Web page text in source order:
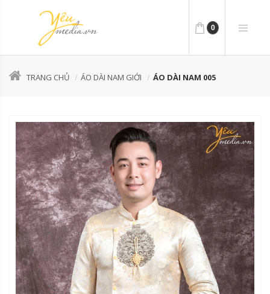
0
TRANG CHỦ ÁO DÀI NAM GIỚI ÁO DÀI NAM 005